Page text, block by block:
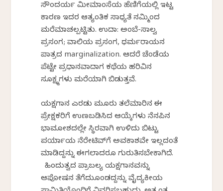
ಸೌಂದರ್ಯ ಮೀಮಾಂಸೆಯ ಹೆಣಿಗೆಯಲ್ಲಿ ಇಟ್ಟ
ಕಾರಣ ಇದರ ಆತ್ಯಂತಿಕ ಸಾಧ್ಯತೆ ನಮ್ಮಿಂದ
ಮರೆಮಾಚಲ್ಪಟ್ಟಿತು. ಉದಾ: ಅಂಬೆ-ಸಾಲ್ವ
ಪ್ರಸಂಗ; ವಾಲಿಯ ಪ್ರಸಂಗ, ಧರ್ಮರಾಯನ
ಪಾತ್ರದ marginalization. ಆದರೆ ಚೆಂಡೆಯ
ಪೆಟ್ಟೇ ಪ್ರಧಾನವಾದಾಗ ಕಥೆಯ ಹರಿವಿನ
ಸೂಕ್ಷ್ಮಗಳು ಮರೆಯಾಗಿ ಬಿಡುತ್ತವೆ.
ಯಕ್ಷಗಾನ ಎರಡು ಮೂರು ತಲೆಮಾರಿನ ಈ
ಪ್ರೇಕ್ಷಕರಿಗೆ ಉಣಬಡಿಸಿದ ಆಯ್ಕೆಗಳು ನೆನಪಿನ
ಭಾವಕೋಶದಲ್ಲೇ ಸ್ಥಿರವಾಗಿ ಉಳಿದು ಬಿಟ್ಟು
ಪರ್ಯಾಯ ನೆರೇಟಿವ್‌ಗೆ ಅವಕಾಶವೇ ಇಲ್ಲದಂತೆ
ಮಾಡಿದ್ದನ್ನು ಈಗಲಾದರೂ ಗುರುತಿಸಬೇಕಾಗಿದೆ.
ಹಿಂದುತ್ವದ ಪ್ರಾಬಲ್ಯ ಯಕ್ಷಗಾನವನ್ನು
ಆಪೋಷನ ತೆಗೆದುಕೊಂಡದ್ದನ್ನು ವೈದ್ಯಕೀಯ